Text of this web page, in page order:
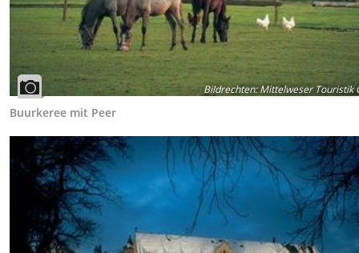
Bildrechten:Mittelweser Touristik
Buurkeree mit Peer